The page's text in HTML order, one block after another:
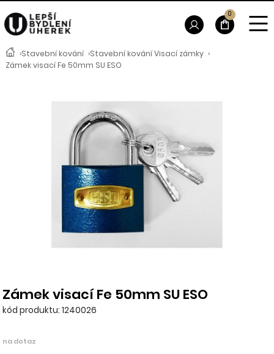
›Stavební kování ›Stavební kování Visací zámky ›
Zámek visací Fe 50mm SU ESO
Zámek visací Fe 50mm SU ESO
kód produktu: 1240026
na dotaz
0